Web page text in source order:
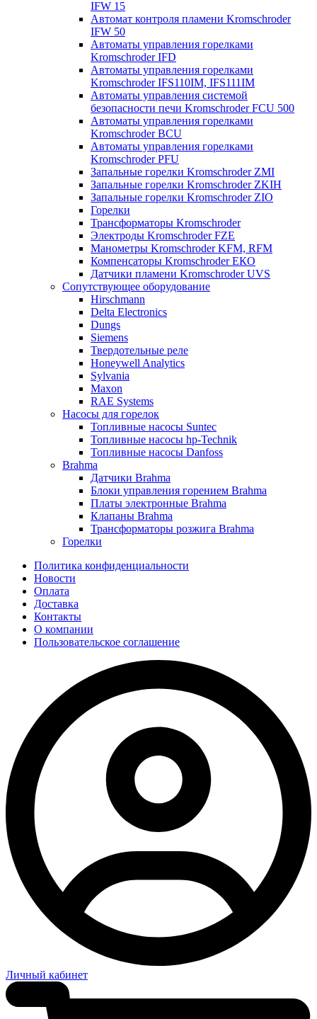
IFW 15
Автомат контроля пламени Kromschroder
IFW 50
Автоматы управления горелками
Kromschroder IFD
Автоматы управления горелками
Kromschroder IFS110IM, IFS111IM
Автоматы управления системой
безопасности печи Kromschroder FCU 500
Автоматы управления горелками
Kromschroder BCU
Автоматы управления горелками
Kromschroder PFU
Запальные горелки Kromschroder ZМI
Запальные горелки Kromschroder ZKIH
Запальные горелки Kromschroder ZIO
Горелки
Трансформаторы Kromschroder
Электроды Kromschroder FZE
Манометры Kromschroder KFM, RFM
Компенсаторы Kromschroder ЕКО
Датчики пламени Kromschroder UVS
Сопутствующее оборудование
Hirschmann
Delta Electronics
Dungs
Siemens
Твердотельные реле
Honeywell Analytics
Sylvania
Maxon
RAE Systems
Насосы для горелок
Топливные насосы Suntec
Топливные насосы hp-Technik
Топливные насосы Danfoss
Brahma
Датчики Brahma
Блоки управления горением Brahma
Платы электронные Brahma
Клапаны Brahma
Трансформаторы розжига Brahma
Горелки
Политика конфиденциальности
Новости
Оплата
Доставка
Контакты
О компании
Пользовательское соглашение
Личный кабинет